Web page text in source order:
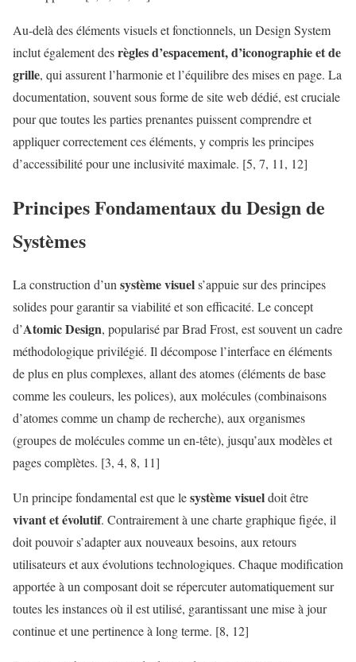
Au-delà des éléments visuels et fonctionnels, un Design System
inclut également desrègles d’espacement, d’iconographie et de
grille, qui assurent l’harmonie et l’équilibre des mises en page. La
documentation, souvent sous forme de site web dédié, est cruciale
pour que toutes les parties prenantes puissent comprendre et
appliquer correctement ces éléments, y compris les principes
d’accessibilité pour une inclusivité maximale. [5, 7, 11, 12]
Principes Fondamentaux du Design de
Systèmes
La construction d’un système visuels’appuie sur des principes
solides pour garantir sa viabilité et son efficacité. Le concept
d’Atomic Design, popularisé par Brad Frost, est souvent un cadre
méthodologique privilégié. Il décompose l’interface en éléments
de plus en plus complexes, allant des atomes (éléments de base
comme les couleurs, les polices), aux molécules (combinaisons
d’atomes comme un champ de recherche), aux organismes
(groupes de molécules comme un en-tête), jusqu’aux modèles et
pages complètes. [3, 4, 8, 11]
Un principe fondamental est que lesystème visueldoit être
vivant et évolutif. Contrairement à une charte graphique figée, il
doit pouvoir s’adapter aux nouveaux besoins, aux retours
utilisateurs et aux évolutions technologiques. Chaque modification
apportée à un composant doit se répercuter automatiquement sur
toutes les instances où il est utilisé, garantissant une mise à jour
continue et une pertinence à long terme. [8, 12]